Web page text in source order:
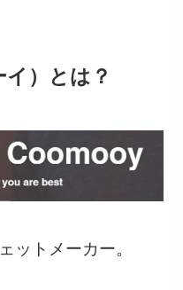
）とは？
ットメーカー。